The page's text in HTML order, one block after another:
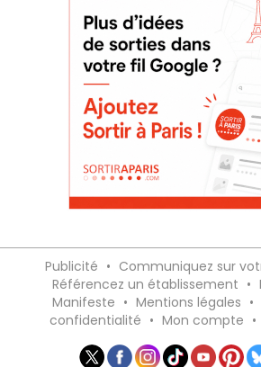
Publicité • Communiquez sur
Référencez un établissement •
Manifeste • Mentions légales •
confidentialité • Mon compte •